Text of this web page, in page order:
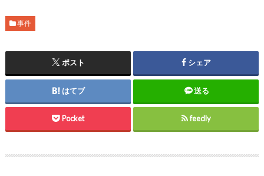
事件
ポスト シェア
はてブ 送る
Pocket feedly